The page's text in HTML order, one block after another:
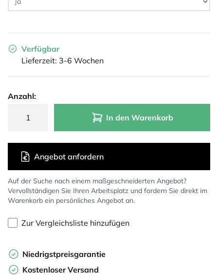
Verfügbar
Lieferzeit: 3-6 Wochen
Anzahl:
In den Warenkorb
Auf der Suche nach einem maßgeschneiderten Angebot?
Vervollständigen Sie Ihren Arbeitsplatz und fordern Sie direkt im
Warenkorb ein persönliches Angebot an.
Angebot anfordern
Zur Vergleichsliste hinzufügen
Niedrigstpreisgarantie
Kostenloser Versand